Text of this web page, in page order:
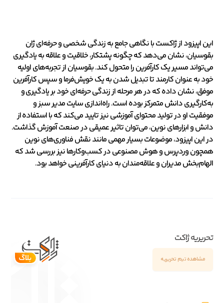
این اپیزود از ژاکست با نگاهی جامع به زندگی شخصی و حرفه‌ای ژان
بقوسیان، نشان می‌دهد که چگونه پشتکار، خلاقیت و علاقه به یادگیری
می‌تواند مسیر یک کارآفرین را متحول کند. بقوسیان از تجربه‌های اولیه
خود به عنوان کارمند تا تبدیل شدن به یک خویش‌فرما و سپس کارآفرین
موفق، نشان داده که در هر مرحله از زندگی حرفه‌ای خود بر یادگیری و
به‌کارگیری دانش متمرکز بوده است. راه‌اندازی سایت مدیر سبز و
موفقیت او در تولید محتوای آموزشی نیز تایید می‌کند که با استفاده از
دانش و ابزارهای نوین، می‌توان تاثیر عمیقی در صنعت آموزش گذاشت.
در این اپیزود، موضوعات بسیار مهمی مانند نقش فناوری‌های نوین
همچون وردپرس و هوش مصنوعی در کسب‌وکارها نیز بررسی شد که
الهام‌بخش مدیران و علاقه‌مندان به دنیای کارآفرینی خواهد بود.
تحریریه ژاکت
مشاهده تیم تحریریه